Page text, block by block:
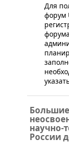
​Для
форум
научно-
России